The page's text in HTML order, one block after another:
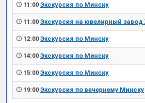
11:00 Экскурсия по Минску
11:00 Экскурсия на ювелирный завод
12:00 Экскурсия по Минску
14:00 Экскурсия по Минску
15:00 Экскурсия по Минску
19:00 Экскурсия по вечернему Минску